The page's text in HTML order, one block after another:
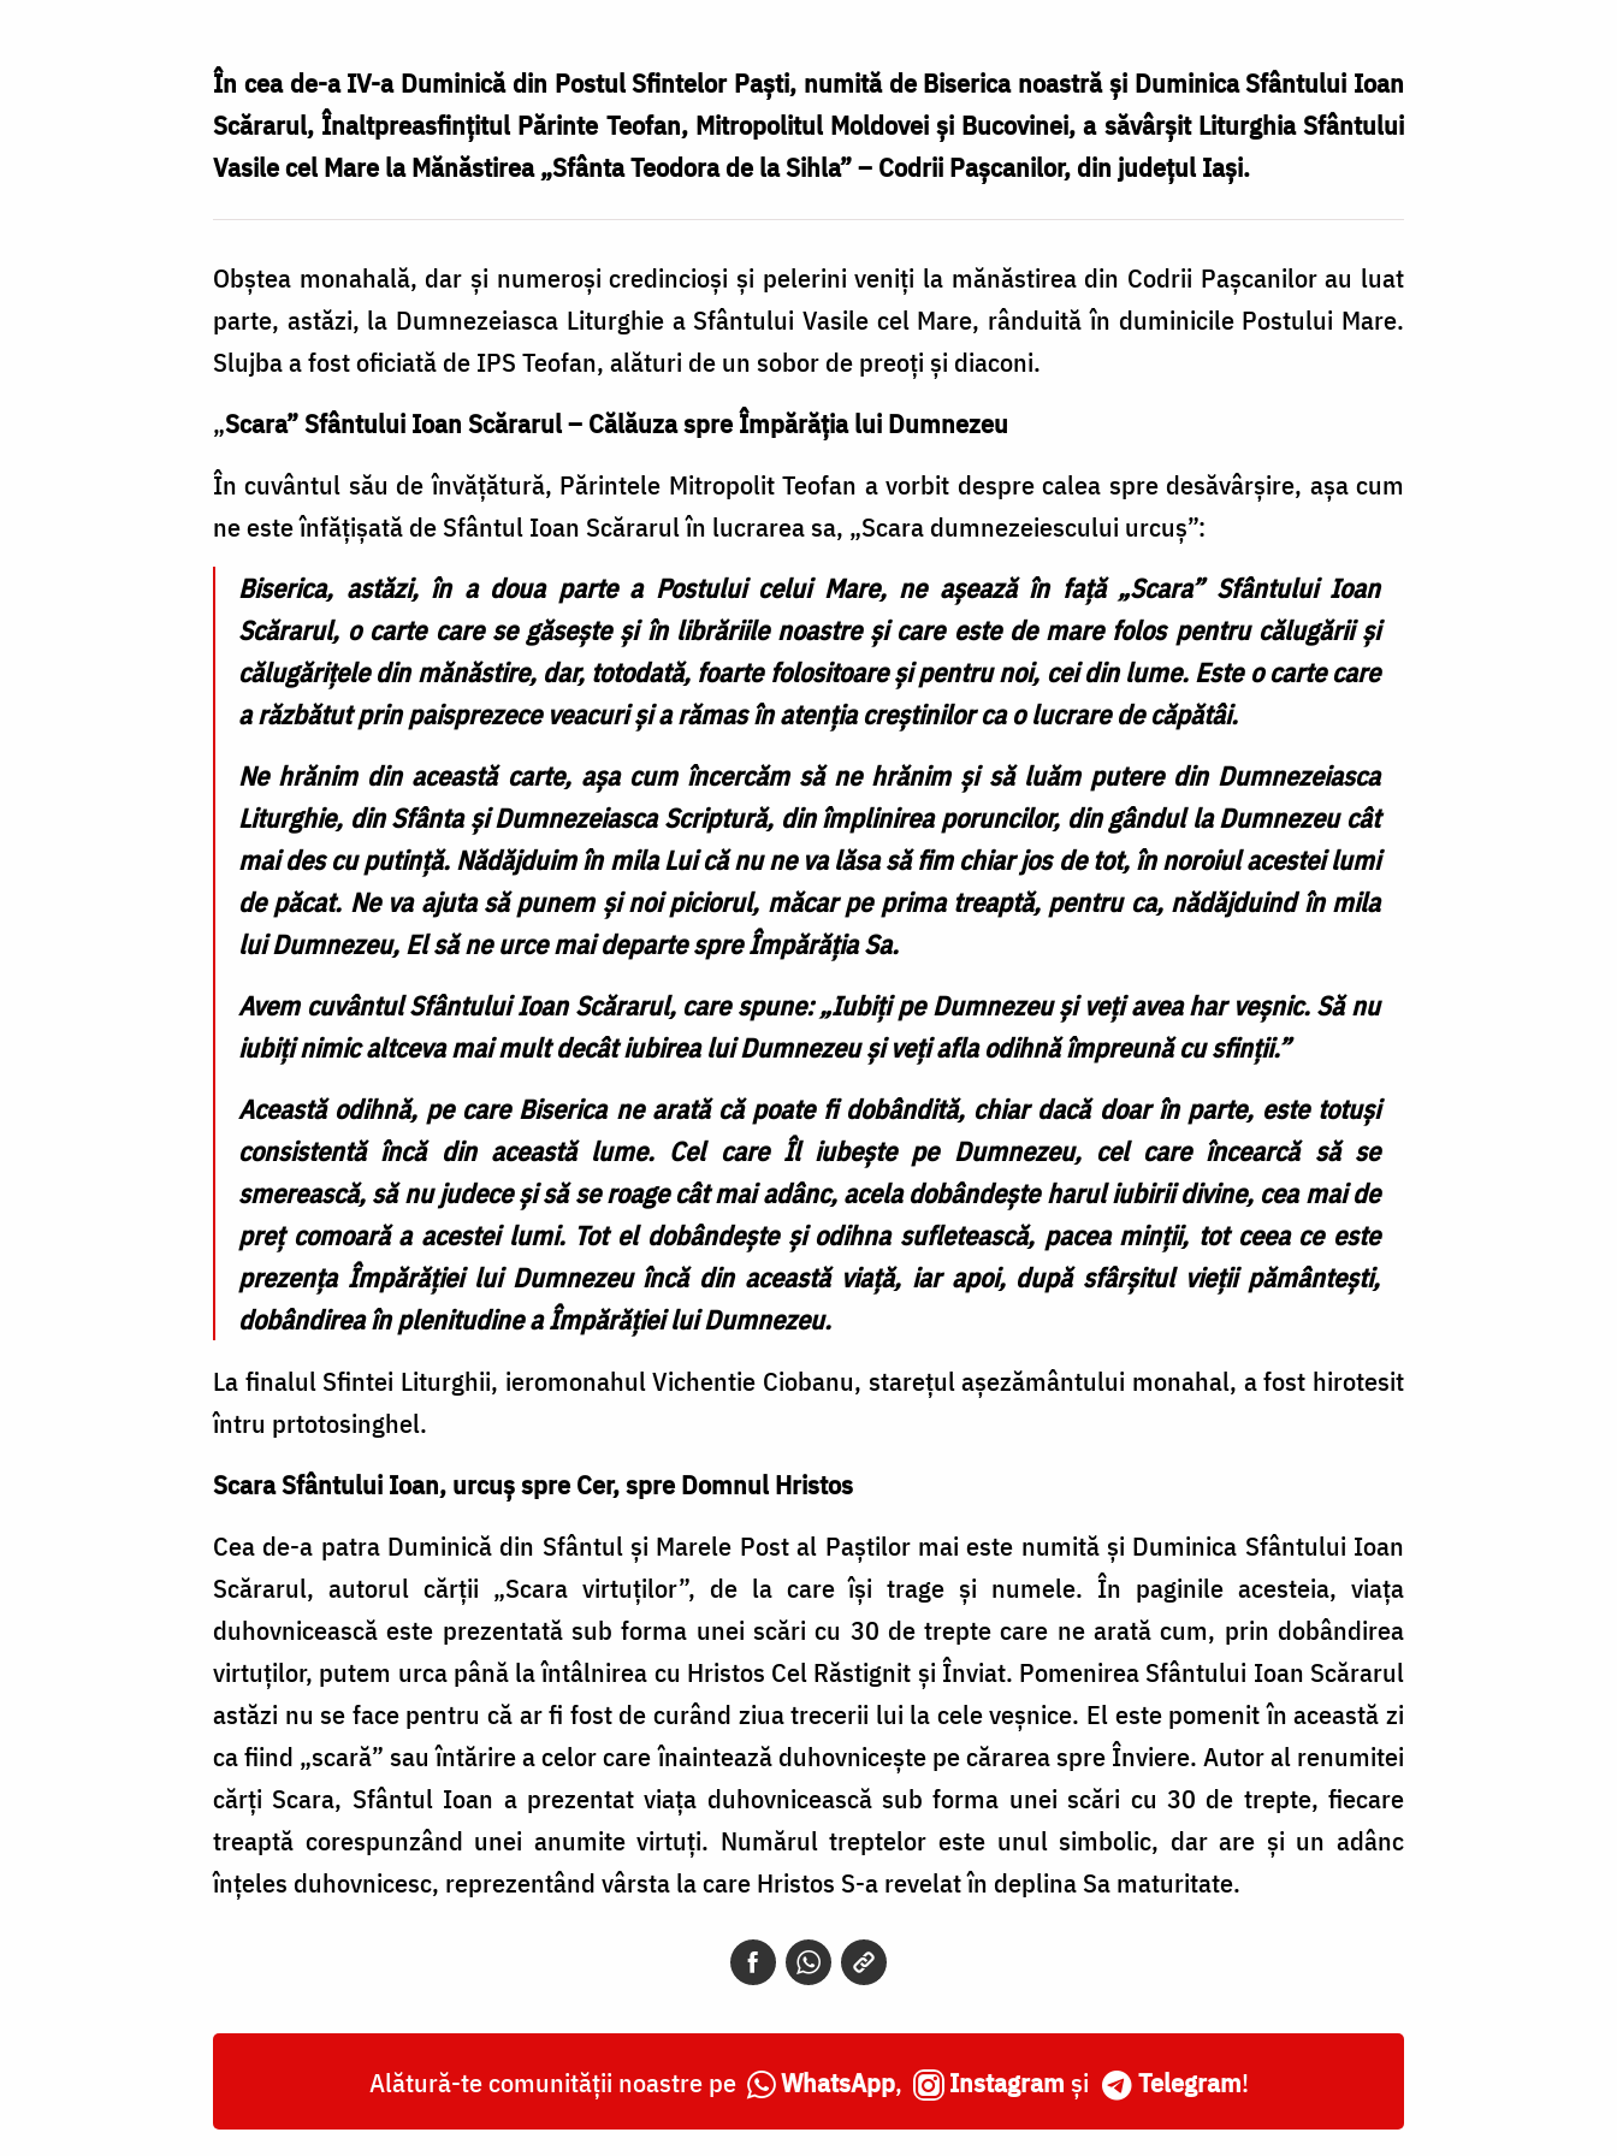
În cea de-a IV-a Duminică din Postul Sfintelor Paști, numită de Biserica noastră și Duminica Sfântului Ioan
Scărarul, Înaltpreasfințitul Părinte Teofan, Mitropolitul Moldovei și Bucovinei, a săvârșit Liturghia Sfântului
Vasile cel Mare la Mănăstirea „Sfânta Teodora de la Sihla” – Codrii Pașcanilor, din județul Iași.
Obștea monahală, dar și numeroși credincioși și pelerini veniți la mănăstirea din Codrii Pașcanilor au luat
parte, astăzi, la Dumnezeiasca Liturghie a Sfântului Vasile cel Mare, rânduită în duminicile Postului Mare.
Slujba a fost oficiată de IPS Teofan, alături de un sobor de preoți și diaconi.
„Scara” Sfântului Ioan Scărarul – Călăuza spre Împărăția lui Dumnezeu
În cuvântul său de învățătură, Părintele Mitropolit Teofan a vorbit despre calea spre desăvârșire, așa cum
ne este înfățișată de Sfântul Ioan Scărarul în lucrarea sa, „Scara dumnezeiescului urcuș”:
Biserica, astăzi, în a doua parte a Postului celui Mare, ne așează în față „Scara” Sfântului Ioan
Scărarul, o carte care se găsește și în librăriile noastre și care este de mare folos pentru călugării și
călugărițele din mănăstire, dar, totodată, foarte folositoare și pentru noi, cei din lume. Este o carte care
a răzbătut prin paisprezece veacuri și a rămas în atenția creștinilor ca o lucrare de căpătâi.
Ne hrănim din această carte, așa cum încercăm să ne hrănim și să luăm putere din Dumnezeiasca
Liturghie, din Sfânta și Dumnezeiasca Scriptură, din împlinirea poruncilor, din gândul la Dumnezeu cât
mai des cu putință. Nădăjduim în mila Lui că nu ne va lăsa să fim chiar jos de tot, în noroiul acestei lumi
de păcat. Ne va ajuta să punem și noi piciorul, măcar pe prima treaptă, pentru ca, nădăjduind în mila
lui Dumnezeu, El să ne urce mai departe spre Împărăția Sa.
Avem cuvântul Sfântului Ioan Scărarul, care spune: „Iubiți pe Dumnezeu și veți avea har veșnic. Să nu
iubiți nimic altceva mai mult decât iubirea lui Dumnezeu și veți afla odihnă împreună cu sfinții.”
Această odihnă, pe care Biserica ne arată că poate fi dobândită, chiar dacă doar în parte, este totuși
consistentă încă din această lume. Cel care Îl iubește pe Dumnezeu, cel care încearcă să se
smerească, să nu judece și să se roage cât mai adânc, acela dobândește harul iubirii divine, cea mai de
preț comoară a acestei lumi. Tot el dobândește și odihna sufletească, pacea minții, tot ceea ce este
prezența Împărăției lui Dumnezeu încă din această viață, iar apoi, după sfârșitul vieții pământești,
dobândirea în plenitudine a Împărăției lui Dumnezeu.
La finalul Sfintei Liturghii, ieromonahul Vichentie Ciobanu, starețul așezământului monahal, a fost hirotesit
întru prtotosinghel.
Scara Sfântului Ioan, urcuș spre Cer, spre Domnul Hristos
Cea de-a patra Duminică din Sfântul şi Marele Post al Paştilor mai este numită şi Duminica Sfântului Ioan
Scărarul, autorul cărții „Scara virtuților”, de la care își trage și numele. În paginile acesteia, viața
duhovnicească este prezentată sub forma unei scări cu 30 de trepte care ne arată cum, prin dobândirea
virtuților, putem urca până la întâlnirea cu Hristos Cel Răstignit și Înviat. Pomenirea Sfântului Ioan Scărarul
astăzi nu se face pentru că ar fi fost de curând ziua trecerii lui la cele veșnice. El este pomenit în această zi
ca fiind „scară” sau întărire a celor care înaintează duhovniceşte pe cărarea spre Înviere. Autor al renumitei
cărți Scara, Sfântul Ioan a prezentat viața duhovnicească sub forma unei scări cu 30 de trepte, fiecare
treaptă corespunzând unei anumite virtuți. Numărul treptelor este unul simbolic, dar are şi un adânc
înţeles duhovnicesc, reprezentând vârsta la care Hristos S-a revelat în deplina Sa maturitate.
Alătură-te comunității noastre pe WhatsApp, Instagram și Telegram!